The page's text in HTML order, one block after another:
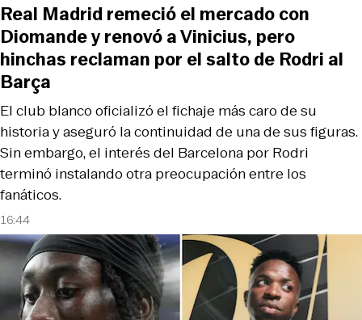
16:44
El club blanco oficializó el fichaje más caro de su
historia y aseguró la continuidad de una de sus figuras.
Sin embargo, el interés del Barcelona por Rodri
terminó instalando otra preocupación entre los
fanáticos.
Real Madrid remeció el mercado con
Diomande y renovó a Vinicius, pero
hinchas reclaman por el salto de Rodri al
Barça